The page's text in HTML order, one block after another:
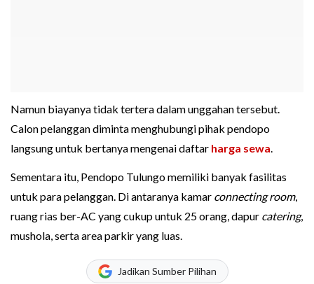
Namun biayanya tidak tertera dalam unggahan tersebut.
Calon pelanggan diminta menghubungi pihak pendopo
langsung untuk bertanya mengenai daftar harga sewa
Sementara itu, Pendopo Tulungo memiliki banyak fasilitas
untuk para pelanggan. Di antaranya kamar connecting room,
ruang rias ber-AC yang cukup untuk 25 orang, dapur catering,
mushola, serta area parkir yang luas.
Jadikan Sumber Pilihan